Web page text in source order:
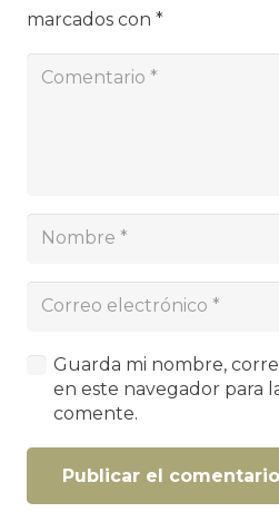
marcados con *
Guarda mi nombre,
en este navegador para
comente.
Publicar el comentario